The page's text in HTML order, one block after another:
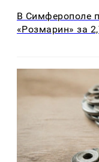
В Симферополе
«Розмарин» за